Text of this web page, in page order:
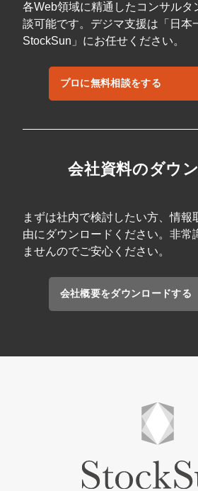
各Web領域に精通したコンサルタ
談可能です。デジマ支援は「日本
StockSun」にお任せください。
プロに無料相談をする
会社資料のダウ
まずは社内で検討したい方、情報
由にダウンロードください。非常
ませんのでご安心ください。
会社概要をダウンロードする